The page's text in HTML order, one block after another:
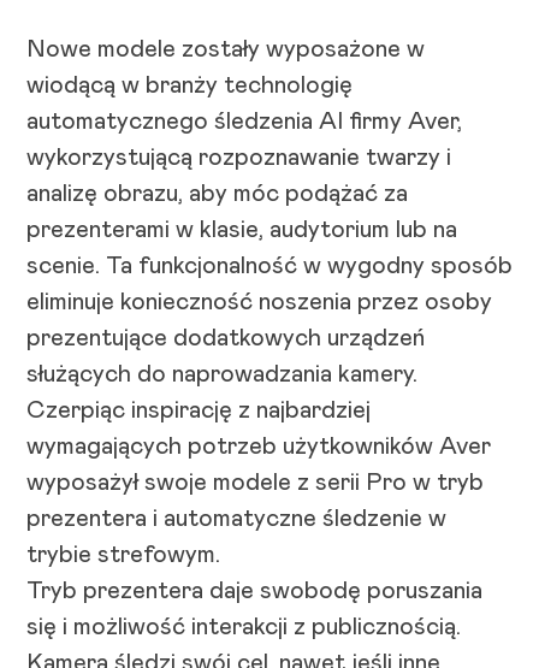
Nowe modele zostały wyposażone w
wiodącą w branży technologię
automatycznego śledzenia AI firmy Aver,
wykorzystującą rozpoznawanie twarzy i
analizę obrazu, aby móc podążać za
prezenterami w klasie, audytorium lub na
scenie. Ta funkcjonalność w wygodny sposób
eliminuje konieczność noszenia przez osoby
prezentujące dodatkowych urządzeń
służących do naprowadzania kamery.
Czerpiąc inspirację z najbardziej
wymagających potrzeb użytkowników Aver
wyposażył swoje modele z serii Pro w tryb
prezentera i automatyczne śledzenie w
trybie strefowym.
Tryb prezentera daje swobodę poruszania
się i możliwość interakcji z publicznością.